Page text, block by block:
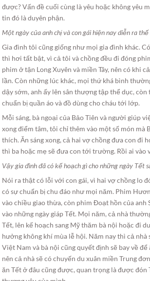
được? Vấn đề cuối cùng là yêu hoặc không yêu
tin đó là duyên phận.
Một ngày của anh chị và con gái hiện nay diễn ra thế
Gia đình tôi cũng giống như mọi gia đình khác.
thì hơi tất bật, vì cả tôi và chồng đều đi đóng
phim ở tận Long Xuyên và miền Tây, nên có khi
lần. Còn những lúc khác, mọi thứ khá bình
dậy sớm, anh ấy lên sân thượng tập thể dục, còn
chuẩn bị quần áo và đồ dùng cho cháu tới lớp.
Mỗi sáng, bà ngoại của Bảo Tiên và người giúp
xong điểm tâm, tôi chỉ thêm vào một số món mà
thích. Ăn sáng xong, cả hai vợ chồng đưa con đi
thì ba hoặc mẹ sẽ đưa con tới trường. Rồi ai vào
Vậy gia đình đã có kế hoạch gì cho những ngày Tết
Nói ra thật có lỗi với con gái, vì hai vợ chồng lo
có sự chuẩn bị chu đáo như mọi năm. Phim
vào chiều giao thừa, còn phim Đoạt hồn của anh
vào những ngày giáp Tết. Mọi năm, cả nhà
Tết, lên kế hoạch sang Mỹ thăm bà nội hoặc đi
hưởng không khí mùa lễ hội. Năm nay thì cả nhà
Việt Nam và bà nội cũng quyết định sẽ bay về
nên cả nhà sẽ có chuyến du xuân miền Trung
ăn Tết ở đâu cũng được, quan trọng là được